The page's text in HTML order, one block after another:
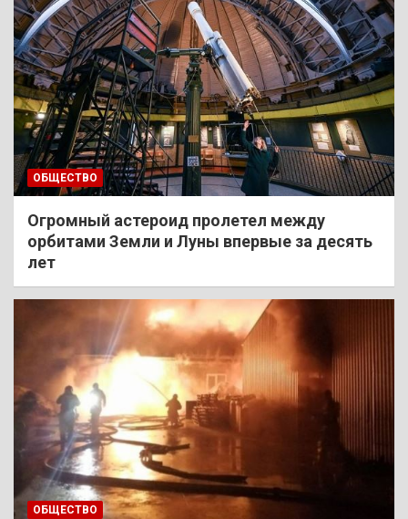
ОБЩЕСТВО
Огромный астероид пролетел между
орбитами Земли и Луны впервые за десять
лет
ОБЩЕСТВО